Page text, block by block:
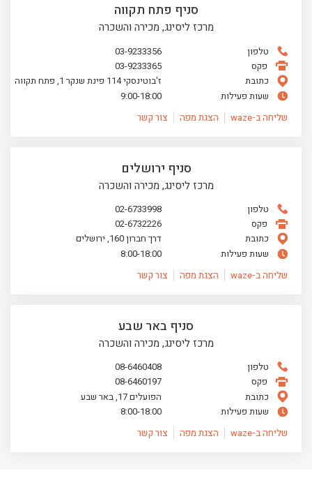
סניף פתח תקווה
מרכז ליסינג, מכירה והשכרה
טלפון
03-9233356
פקס
03-9233365
כתובת
ז'בוטינסקי 114 פינת שנקר 1, פתח תקווה
שעות פעילות
9:00-18:00
שליחה ב-waze
הצגת מפה צור קשר
סניף ירושלים
מרכז ליסינג, מכירה והשכרה
טלפון
02-6733998
פקס
02-6732226
כתובת
דרך חברון 160, ירושלים
שעות פעילות
8:00-18:00
שליחה ב-waze
הצגת מפה צור קשר
סניף באר שבע
מרכז ליסינג, מכירה והשכרה
טלפון
08-6460408
פקס
08-6460197
כתובת
הפועלים 17, באר שבע
שעות פעילות
8:00-18:00
שליחה ב-waze
הצגת מפה צור קשר